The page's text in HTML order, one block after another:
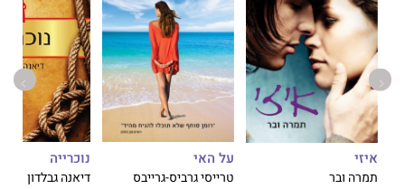
איזי
תמרה ובר
על האי
טרייסי גרביס-גרייבס
נוכרייה
דיאנה גבלדון